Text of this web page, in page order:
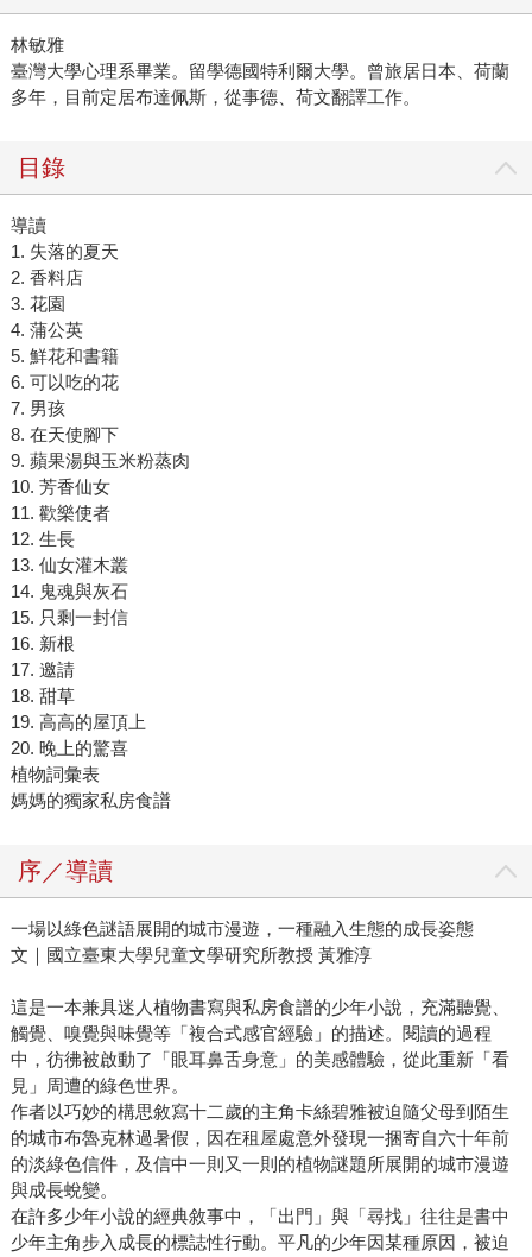
林敏雅
臺灣大學心理系畢業。留學德國特利爾大學。曾旅居日本、荷蘭
多年，目前定居布達佩斯，從事德、荷文翻譯工作。
目錄
導讀
1. 失落的夏天
2. 香料店
3. 花園
4. 蒲公英
5. 鮮花和書籍
6. 可以吃的花
7. 男孩
8. 在天使腳下
9. 蘋果湯與玉米粉蒸肉
10. 芳香仙女
11. 歡樂使者
12. 生長
13. 仙女灌木叢
14. 鬼魂與灰石
15. 只剩一封信
16. 新根
17. 邀請
18. 甜草
19. 高高的屋頂上
20. 晚上的驚喜
植物詞彙表
媽媽的獨家私房食譜
序／導讀
一場以綠色謎語展開的城市漫遊，一種融入生態的成長姿態
文｜國立臺東大學兒童文學研究所教授 黃雅淳
這是一本兼具迷人植物書寫與私房食譜的少年小說，充滿聽覺、
觸覺、嗅覺與味覺等「複合式感官經驗」的描述。閱讀的過程
中，彷彿被啟動了「眼耳鼻舌身意」的美感體驗，從此重新「看
見」周遭的綠色世界。
作者以巧妙的構思敘寫十二歲的主角卡絲碧雅被迫隨父母到陌生
的城市布魯克林過暑假，因在租屋處意外發現一捆寄自六十年前
的淡綠色信件，及信中一則又一則的植物謎題所展開的城市漫遊
與成長蛻變。
在許多少年小說的經典敘事中，「出門」與「尋找」往往是書中
少年主角步入成長的標誌性行動。平凡的少年因某種原因，被迫